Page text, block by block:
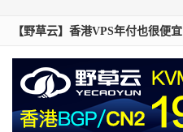
【野草云】香港VPS年付也很便宜